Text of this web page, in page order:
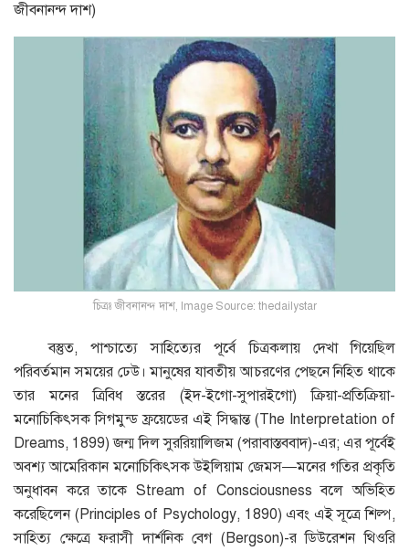
জীবনানন্দ দাশ)
চিত্রঃ জীবনানন্দ দাশ, Image Source: thedailystar
বস্তুত, পাশ্চাত্যে সাহিত্যের পূর্বে চিত্রকলায় দেখা গিয়েছিল
পরিবর্তমান সময়ের ঢেউ। মানুষের যাবতীয় আচরণের পেছনে নিহিত থাকে
তার মনের ত্রিবিধ স্তরের (ইদ-ইগো-সুপারইগো) ক্রিয়া-প্রতিক্রিয়া-
মনোচিকিৎসক সিগমুন্ড ফ্রয়েডের এই সিদ্ধান্ত (The Interpretation of
Dreams, 1899) জন্ম দিল সুররিয়ালিজম (পরাবাস্তববাদ)-এর; এর পূর্বেই
অবশ্য আমেরিকান মনোচিকিৎসক উইলিয়াম জেমস—মনের গতির প্রকৃতি
অনুধাবন করে তাকে Stream of Consciousness বলে অভিহিত
করেছিলেন (Principles of Psychology, 1890) এবং এই সূত্রে শিল্প,
সাহিত্য ক্ষেত্রে ফরাসী দার্শনিক বেগ (Bergson)-র ডিউরেশন থিওরি